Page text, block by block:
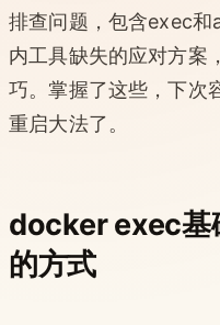
排查问题，包含exec
内工具缺失的应对方案
巧。掌握了这些，下次
重启大法了。
docker exec基
的方式